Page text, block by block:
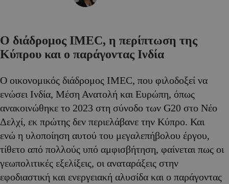
Ο διάδρομος IMEC, η περίπτωση της
Κύπρου και ο παράγοντας Ινδία
Ο οικονομικός διάδρομος IMEC, που φιλοδοξεί να
ενώσει Ινδία, Μέση Ανατολή και Ευρώπη, όπως
ανακοινώθηκε το 2023 στη σύνοδο των G20 στο Νέο
Δελχί, εκ πρώτης δεν περιελάβανε την Κύπρο. Και
ενώ η υλοποίηση αυτού του μεγαλεπήβολου έργου,
τίθετο από πολλούς υπό αμφισβήτηση, φαίνεται πως οι
γεωπολιτικές εξελίξεις, οι αναταράξεις στην
εφοδιαστική και ενεργειακή αλυσίδα και ο παράγοντας